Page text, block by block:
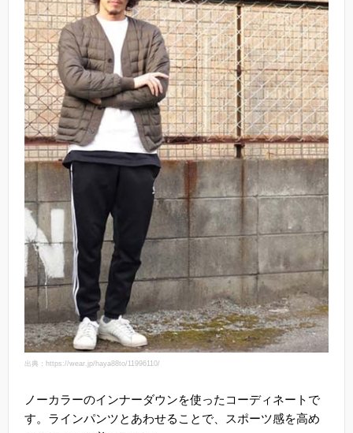
出典：https://wear.jp/haya88to/11996110/
ノーカラーのインナーダウンを使ったコーディネートで
す。ラインパンツとあわせることで、スポーツ感を高め